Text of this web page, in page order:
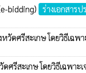
bidding) ร่างเอกสาร
ศรีสะเกษ โดยวิธีเฉพา
รีสะเกษ โดยวิธีเฉพาะเ